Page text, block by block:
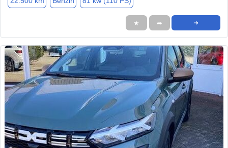
★ ➦ ➜